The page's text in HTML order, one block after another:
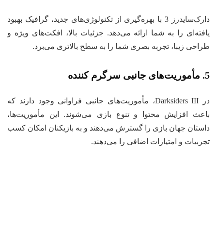
دارک‌سایدرز 3 با بهره‌گیری از تکنولوژی‌های جدید، گرافیک بهبود
یافته‌ای را به شما ارائه می‌دهد. جزئیات بالا، افکت‌های ویژه و
طراحی زیبا، تجربه بصری شما را به سطح بالاتری می‌برد.
5. مأموریت‌های جانبی سرگرم کننده
در Darksiders III، مأموریت‌های جانبی فراوانی وجود دارند که
باعث افزایش محتوا و تنوع بازی می‌شوند. این مأموریت‌ها،
داستان جهان بازی را گسترش می‌دهند و به بازیکنان امکان کسب
تجربیات و امتیازات اضافی را می‌دهند.